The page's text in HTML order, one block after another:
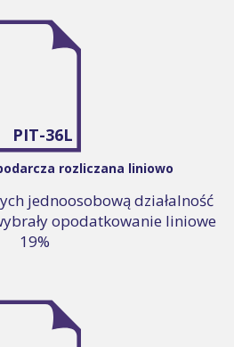
PIT-36L
rozliczana liniowo
jednoosobową działalność
opodatkowanie liniowe
19%